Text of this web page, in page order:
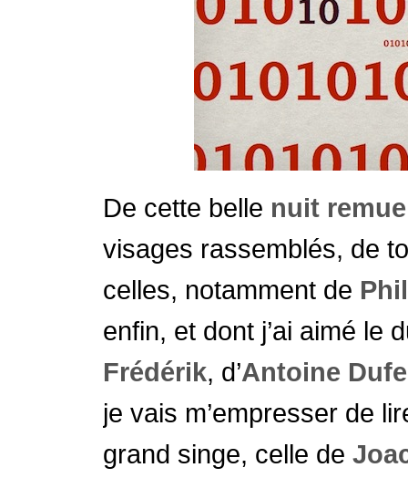
De cette belle nuit
visages rassemblés, de
celles, notamment de
enfin, et dont j’ai aimé le
Frédérik, d’Antoine
je vais m’empresser de
grand singe, celle de